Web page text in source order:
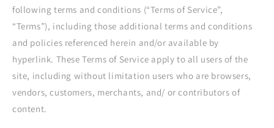
following terms and conditions (“Terms of Service”,
“Terms”), including those additional terms and conditions
and policies referenced herein and/or available by
hyperlink. These Terms of Service apply to all users of the
site, including without limitation users who are browsers,
vendors, customers, merchants, and/ or contributors of
content.